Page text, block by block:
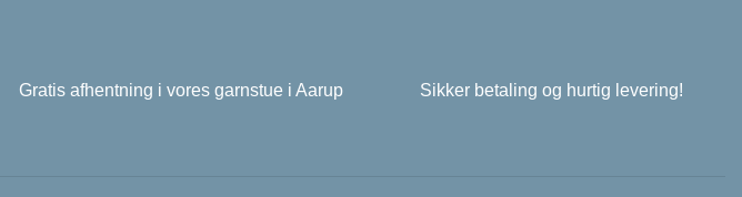
Gratis afhentning i vores garnstue i Aarup Sikker betaling og hurtig levering!